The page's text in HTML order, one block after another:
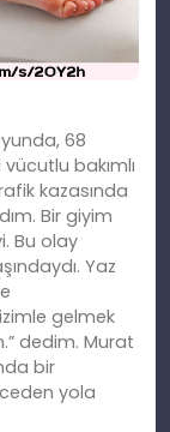
68
bakımlı
kazasında
Bir giyim
Bu olay
Yaz
gelmek
dedim. Murat
bir
yola